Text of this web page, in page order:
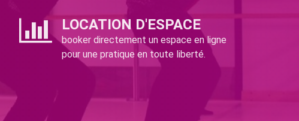
LOCATION D'ESPACE
booker directement un espace en ligne
pour une pratique en toute liberté.